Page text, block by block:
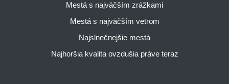
Mestá s najväčším zrážkami
Mestá s najväčším vetrom
Najslnečnejšie mestá
Najhoršia kvalita ovzdušia práve teraz